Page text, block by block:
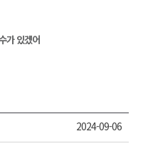
가 있겠어
2024-09-06